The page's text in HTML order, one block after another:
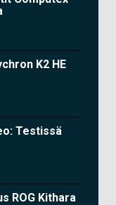
K2 HE
Testissä
ROG Kithara